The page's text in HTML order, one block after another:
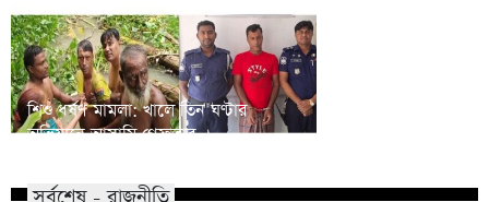
শিশু ধর্ষণ মামলা: খালে তিন ঘণ্টার
অভিযানে আসামি গ্রেফতার